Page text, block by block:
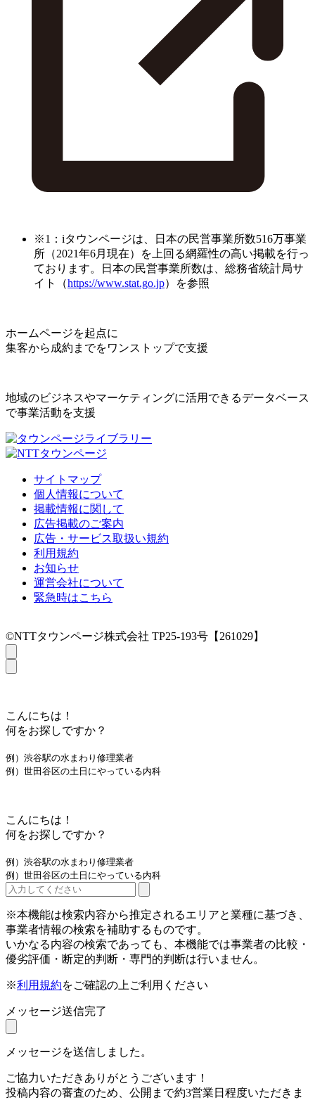
※1：iタウンページは、日本の民営事業所数516万事業
所（2021年6月現在）を上回る網羅性の高い掲載を行っ
ております。日本の民営事業所数は、総務省統計局サ
イト（https://www.stat.go.jp）を参照
ホームページを起点に
集客から成約までをワンストップで支援
地域のビジネスやマーケティングに活用できるデータベース
で事業活動を支援
サイトマップ
個人情報について
掲載情報に関して
広告掲載のご案内
広告・サービス取扱い規約
利用規約
お知らせ
運営会社について
緊急時はこちら
©NTTタウンページ株式会社 TP25-193号【261029】
こんにちは！
何をお探しですか？
例）渋谷駅の水まわり修理業者
例）世田谷区の土日にやっている内科
こんにちは！
何をお探しですか？
例）渋谷駅の水まわり修理業者
例）世田谷区の土日にやっている内科
※本機能は検索内容から推定されるエリアと業種に基づき、
事業者情報の検索を補助するものです。
いかなる内容の検索であっても、本機能では事業者の比較・
優劣評価・断定的判断・専門的判断は行いません。
※利用規約をご確認の上ご利用ください
メッセージ送信完了
メッセージを送信しました。
ご協力いただきありがとうございます！
投稿内容の審査のため、公開まで約3営業日程度いただきま